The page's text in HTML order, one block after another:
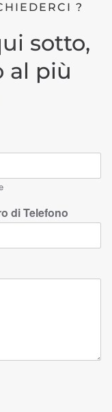
?
sotto,
al più
di Telefono